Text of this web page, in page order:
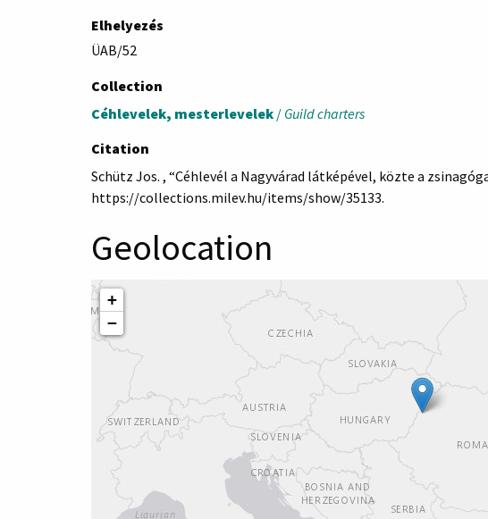
Elhelyezés
ÜAB/52
Collection
Céhlevelek, mesterlevelek / Guild charters
Citation
Schütz Jos. , “Céhlevél a Nagyvárad látképével, közte a
https://collections.milev.hu/items/show/35133.
Geolocation
+
−